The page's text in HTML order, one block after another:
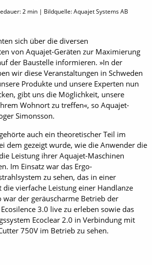
2 min | Bildquelle: Aquajet Systems AB
sich über die diversen
von Aquajet-Geräten zur Maximierung
der Baustelle informieren. »In der
wir diese Veranstaltungen in Schweden
Produkte und unsere Experten nun
gibt uns die Möglichkeit, unsere
Wohnort zu treffen«, so Aquajet-
Simonsson.
auch ein theoretischer Teil im
dem gezeigt wurde, wie die Anwender die
Leistung ihrer Aquajet-Maschinen
Im Einsatz war das Ergo-
zu sehen, das in einer
vierfache Leistung einer Handlanze
war der geräuscharme Betrieb der
3.0 live zu erleben sowie das
Ecoclear 2.0 in Verbindung mit
750V im Betrieb zu sehen.